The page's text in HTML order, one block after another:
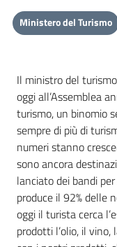
Ministero del Turismo
Il ministro del
oggi all’Assemblea
turismo, un binomio
sempre di più di
numeri stanno
sono ancora
lanciato dei bandi
produce il 92% delle
oggi il turista cerca
prodotti l’olio, il